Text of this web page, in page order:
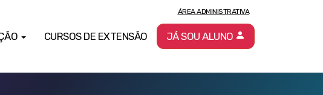
CURSOS DE EXTENSÃO
ÁREA ADMINISTRATIVA
JÁ SOU ALUNO